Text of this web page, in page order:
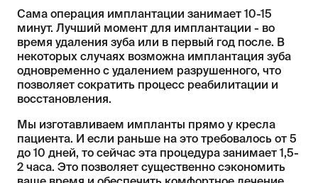
Сама операция имплантации занимает 10-15
минут. Лучший момент для имплантации - во
время удаления зуба или в первый год после. В
некоторых случаях возможна имплантация зуба
одновременно с удалением разрушенного, что
позволяет сократить процесс реабилитации и
восстановления.
Мы изготавливаем импланты прямо у кресла
пациента. И если раньше на это требовалось от 5
до 10 дней, то сейчас эта процедура занимает 1,5-
2 часа. Это позволяет существенно сэкономить